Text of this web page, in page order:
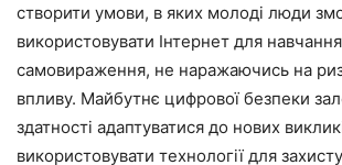
створити умови, в яких молоді люди
використовувати Інтернет для
самовираження, не наражаючись на
впливу. Майбутнє цифрової безпеки
здатності адаптуватися до нових
використовувати технології для